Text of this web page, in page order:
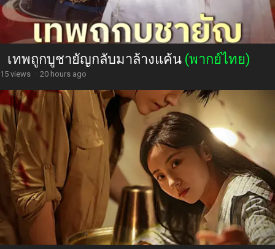
เทพถูกบูชายัญกลับมาล้างแค้น (พากย์ไทย)
15 views · 20 hours ago